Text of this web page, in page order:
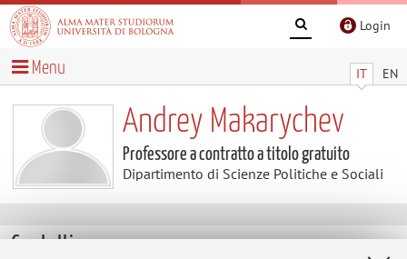
Login
IT EN
Menu
Andrey Makarychev
Professore a contratto a titolo gratuito
Dipartimento di Scienze Politiche e Sociali
Contatti